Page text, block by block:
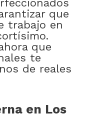
que
trabajo en
que
te
de reales
en Los